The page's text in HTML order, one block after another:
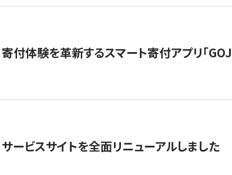
寄付体験を革新するスマート寄付アプリ「
サービスサイトを全面リニューアルしました